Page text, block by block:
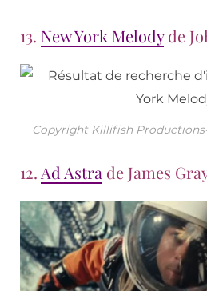
13. New York Melodyde
Copyright Killifish
12. Ad Astra de James